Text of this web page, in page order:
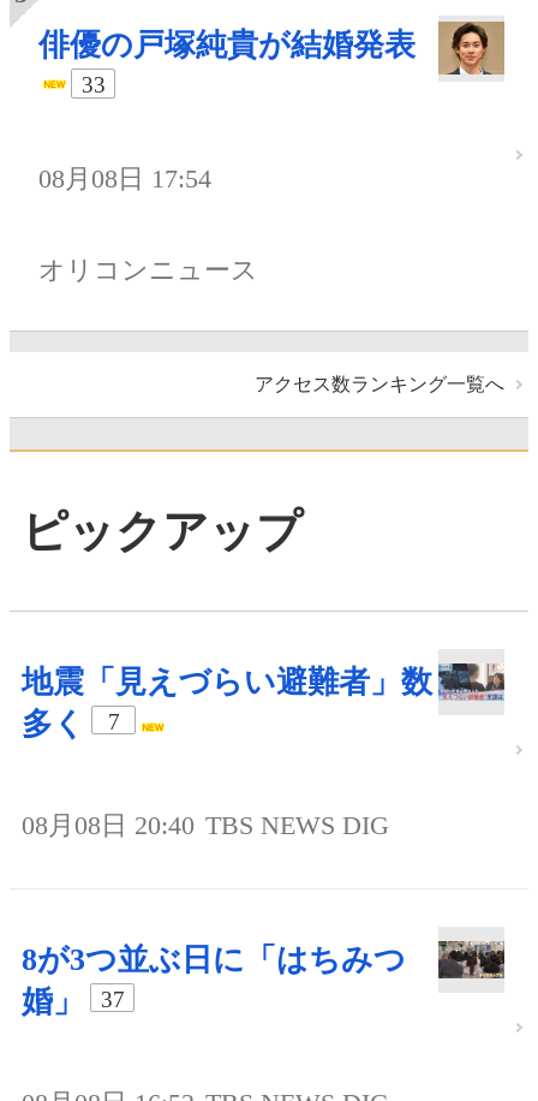
俳優の戸塚純貴が結婚発表
33
08月08日 17:54
オリコンニュース
アクセス数ランキング一覧へ
ピックアップ
地震「見えづらい避難者」数
多く
7
08月08日 20:40 TBS NEWS DIG
8が3つ並ぶ日に「はちみつ
婚」
37